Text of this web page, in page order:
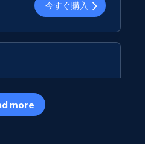
今すぐ購入
Top reviews, and
more